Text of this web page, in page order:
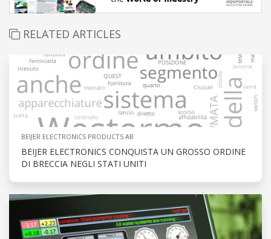
RELATED ARTICLES
BEIJER ELECTRONICS PRODUCTS AB
BEIJER ELECTRONICS CONQUISTA UN GROSSO ORDINE
DI BRECCIA NEGLI STATI UNITI